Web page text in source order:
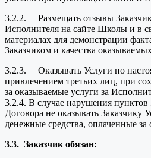
3.2.2. Размещать отзывы
Исполнителя на сайте Школы и в
материалах для демонстрации
Заказчиком и качества
3.2.3. Оказывать Услуги по
привлечением третьих лиц, при
за оказываемые услуги за
3.2.4. В случае нарушения
Договора не оказывать Заказчику
денежные средства, оплаченные за
3.3. Заказчик обязан: